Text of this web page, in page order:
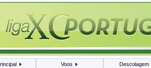
Voos Descolagem